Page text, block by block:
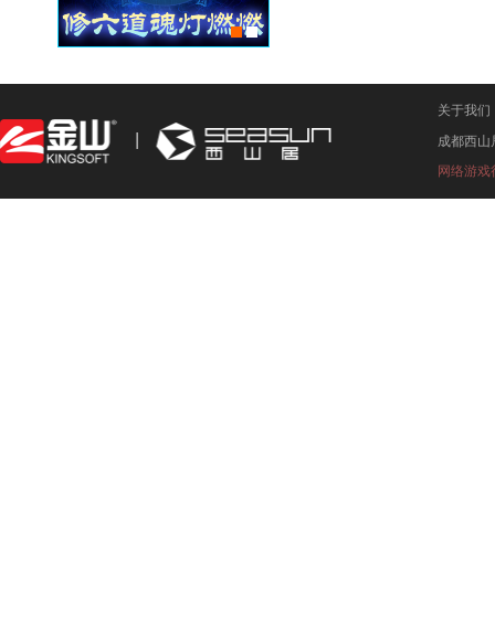
关于我们
成都西山
网络游